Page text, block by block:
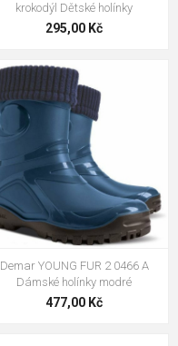
krokodýl Dětské holínky
295,00 Kč
Demar YOUNG FUR 2 0466 A
Dámské holínky modré
477,00 Kč